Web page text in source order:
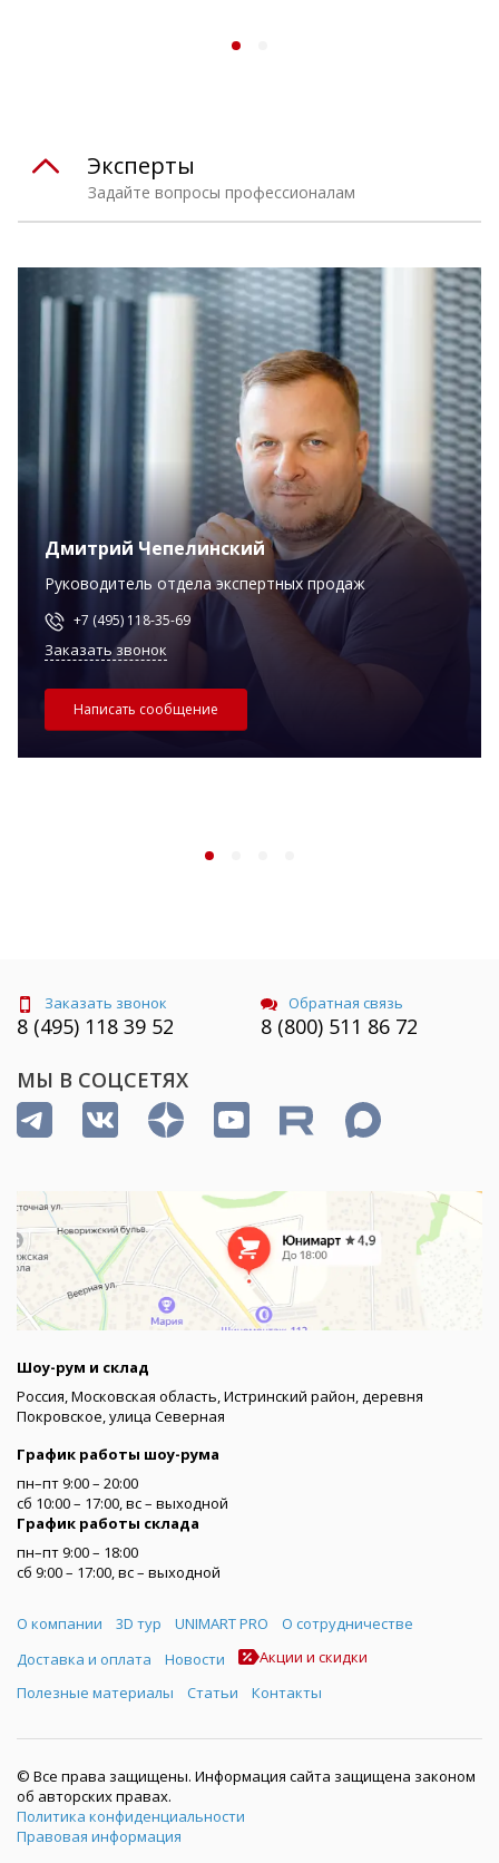
Задайте вопросы профессионалам
Эксперты
Дмитрий Чепелинский
Руководитель отдела экспертных продаж
+7 (495) 118-35-69
Заказать звонок
Написать сообщение
Заказать звонок
8 (495) 118 39 52
Обратная связь
8 (800) 511 86 72
МЫ В СОЦСЕТЯХ
Шоу-рум и склад
Россия, Московская область, Истринский район, деревня
Покровское, улица Северная
График работы шоу-рума
пн–пт 9:00 – 20:00
сб 10:00 – 17:00, вс – выходной
График работы склада
пн–пт 9:00 – 18:00
сб 9:00 – 17:00, вс – выходной
Меню
О компании 3D тур UNIMART PRO
О сотрудничестве
Доставка и оплата
Новости
Акции и скидки
Полезные материалы
Статьи Контакты
© Все права защищены. Информация сайта защищена законом
об авторских правах.
Политика конфиденциальности
Правовая информация